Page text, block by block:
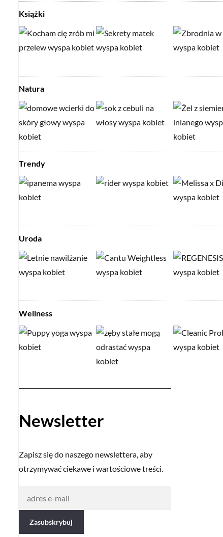
Książki
Natura
Trendy
Uroda
Wellness
Newsletter
Zapisz się do naszego newslettera, aby
otrzymywać ciekawe i wartościowe treści.